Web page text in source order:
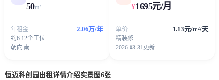
50m²
年租金 2.06万/年
约6-12个工位
朝向:南
¥1695元/月
单价 1.13元/m²/天
精装修
2026-03-31更新
恒迈科创园出租详情介绍实景图6张